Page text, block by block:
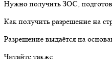
Нужно получить ЗОС,
Как получить разрешение на
Разрешение выдаётся на
Читайте также